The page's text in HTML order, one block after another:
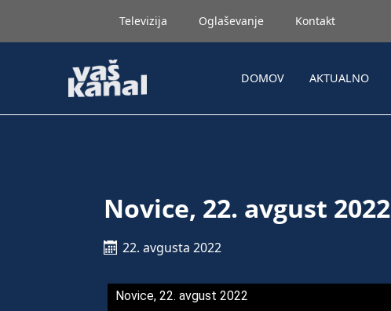
Televizija Oglaševanje Kontakt
DOMOV AKTUALNO
Novice, 22. avgust 2022
22. avgusta 2022
Novice, 22. avgust 2022